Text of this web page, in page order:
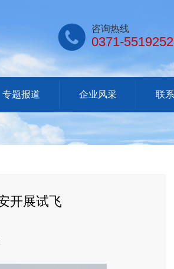
 咨询热线
0371-
专题报道 企业风采 联
开展试飞